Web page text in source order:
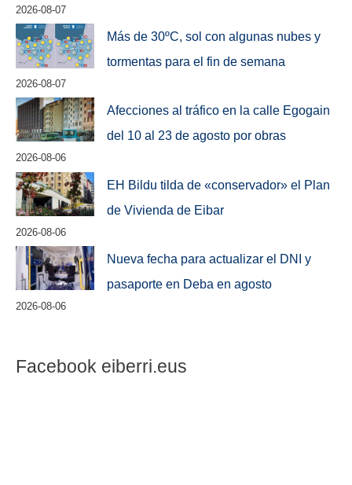
2026-08-07
Más de 30ºC, sol con algunas nubes y
tormentas para el fin de semana
2026-08-07
Afecciones al tráfico en la calle Egogain
del 10 al 23 de agosto por obras
2026-08-06
EH Bildu tilda de «conservador» el Plan
de Vivienda de Eibar
2026-08-06
Nueva fecha para actualizar el DNI y
pasaporte en Deba en agosto
2026-08-06
Facebook eiberri.eus